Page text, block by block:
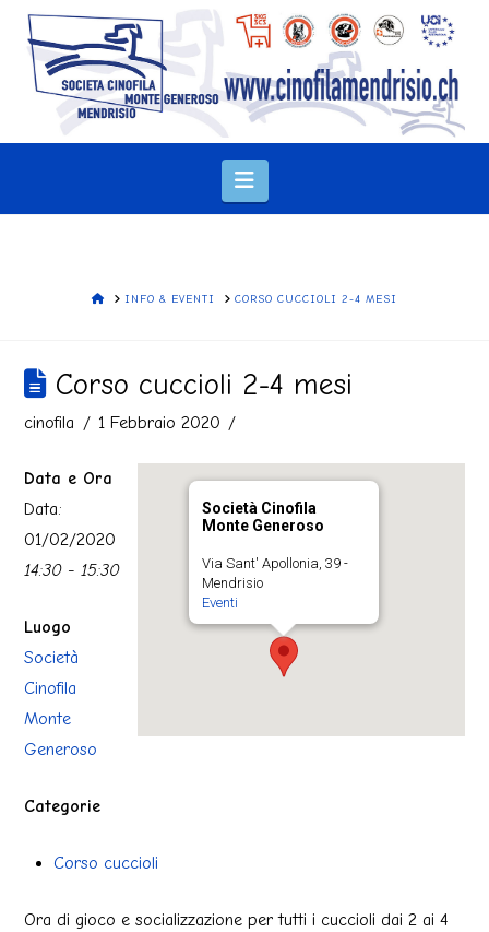
Navigation
HOMEINFO & EVENTI CORSO CUCCIOLI 2-4 MESI
Corso cuccioli 2-4 mesi
cinofila 1 Febbraio 2020
Società Cinofila
Monte Generoso
Via Sant' Apollonia, 39 -
Mendrisio
Eventi
Data e Ora
Data:
01/02/2020
14:30 - 15:30
Luogo
Società
Cinofila
Monte
Generoso
Categorie
Corso cuccioli
Ora di gioco e socializzazione per tutti i cuccioli dai 2 ai 4